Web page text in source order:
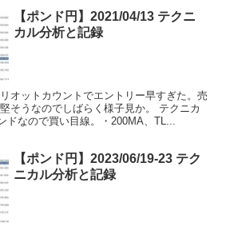
【ポンド円】2021/04/13 テクニ
カル分析と記録
オットカウントでエントリー早すぎた。売
そうなのでしばらく様子見か。 テクニカ
ドなので買い目線。・200MA、TL...
【ポンド円】2023/06/19-23 テク
ニカル分析と記録